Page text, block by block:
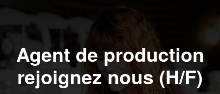
Agent de production
rejoignez nous (H/F)